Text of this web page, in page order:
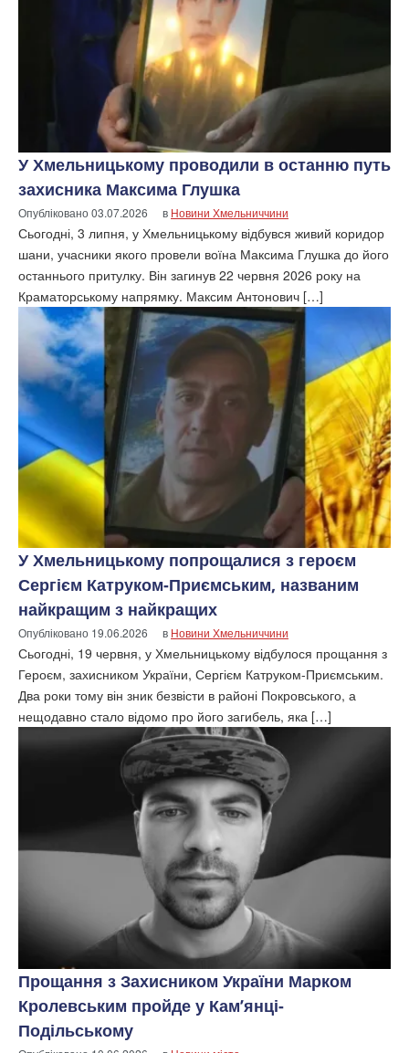
У Хмельницькому проводили в останню путь
захисника Максима Глушка
Опубліковано03.07.2026 в Новини Хмельниччини
Сьогодні, 3 липня, у Хмельницькому відбувся живий коридор
шани, учасники якого провели воїна Максима Глушка до його
останнього притулку. Він загинув 22 червня 2026 року на
Краматорському напрямку. Максим Антонович […]
У Хмельницькому попрощалися з героєм
Сергієм Катруком-Приємським, названим
найкращим з найкращих
Опубліковано 19.06.2026 в Новини Хмельниччини
Сьогодні, 19 червня, у Хмельницькому відбулося прощання з
Героєм, захисником України, Сергієм Катруком-Приємським.
Два роки тому він зник безвісти в районі Покровського, а
нещодавно стало відомо про його загибель, яка […]
Прощання з Захисником України Марком
Кролевським пройде у Кам’янці-
Подільському